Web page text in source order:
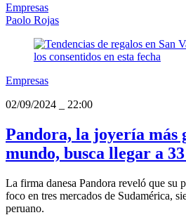
Empresas
Paolo Rojas
Empresas
02/09/2024
22:00
Pandora, la joyería más
mundo, busca llegar a
La firma danesa Pandora reveló que su
foco en tres mercados de Sudamérica,
peruano.